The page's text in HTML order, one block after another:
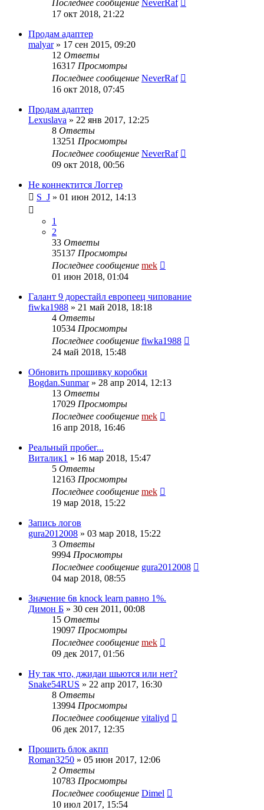
Последнее сообщение NeverRaf
17 окт 2018, 21:22
Продам адаптер
malyar» 17 сен 2015, 09:20
12 Ответы
16317 Просмотры
Последнее сообщение NeverRaf
16 окт 2018, 07:45
Продам адаптер
Lexuslava » 22 янв 2017, 12:25
8 Ответы
13251 Просмотры
Последнее сообщение NeverRaf
09 окт 2018, 00:56
Не коннектится Логгер
S_J » 01 июн 2012, 14:13
1
2
33 Ответы
35137 Просмотры
Последнее сообщение mek
01 июн 2018, 01:04
Галант 9 дорестайл европеец чипование
fiwka1988 » 21 май 2018, 18:18
4 Ответы
10534 Просмотры
Последнее сообщение fiwka1988
24 май 2018, 15:48
Обновить прошивку коробки
Bogdan.Sunmar» 28 апр 2014, 12:13
13 Ответы
17029 Просмотры
Последнее сообщение mek
16 апр 2018, 16:46
Реальный пробег...
Виталик1 » 16 мар 2018, 15:47
5 Ответы
12163 Просмотры
Последнее сообщение mek
19 мар 2018, 15:22
Запись логов
gura2012008 » 03 мар 2018, 15:22
3 Ответы
9994 Просмотры
Последнее сообщение gura2012008
04 мар 2018, 08:55
Значение 6в knock learn равно 1%.
Димон Б » 30 сен 2011, 00:08
15 Ответы
19097 Просмотры
Последнее сообщение mek
09 дек 2017, 01:56
Ну так что, джидаи шьются или нет?
Snake54RUS » 22 апр 2017, 16:30
8 Ответы
13994 Просмотры
Последнее сообщение vitaliyd
06 дек 2017, 12:35
Прошить блок акпп
Roman3250 » 05 июн 2017, 12:06
2 Ответы
10783 Просмотры
Последнее сообщение Dimel
10 июл 2017, 15:54